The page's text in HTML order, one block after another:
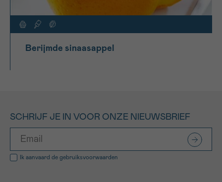
Berijmde sinaasappel
SCHRIJF JE IN VOOR ONZE NIEUWSBRIEF
Ik aanvaard de gebruiksvoorwaarden